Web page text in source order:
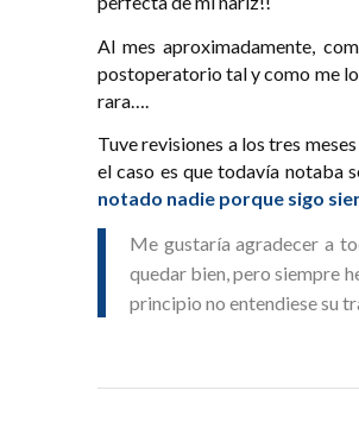
Al mes aproximadamente,
postoperatorio tal y como me lo
rara….
Tuve revisiones a los tres
el caso es que todavía notaba
notado nadie porque sigo
Me gustaría agradecer a
quedar bien, pero siempre
principio no entendiese su